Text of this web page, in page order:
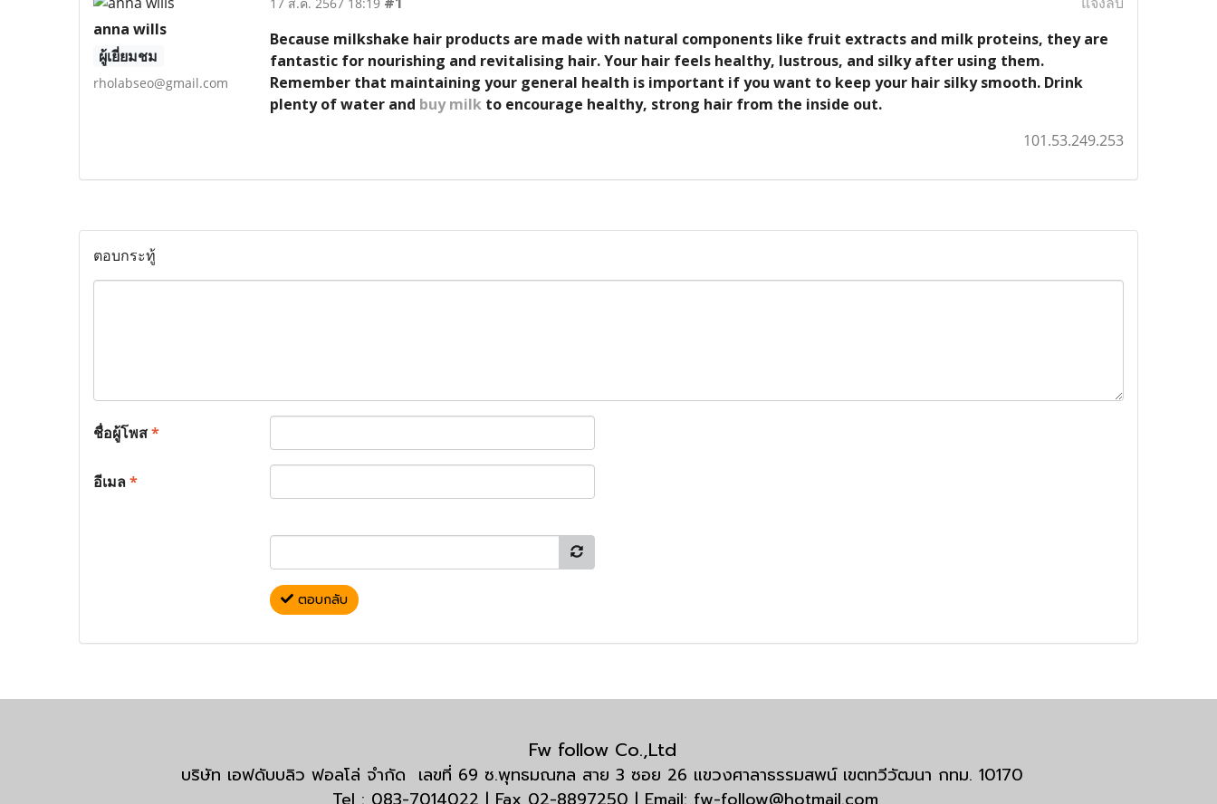
anna wills
ผู้เยี่ยมชม
rholabseo@gmail.com
Because milkshake hair products are made with natural components like fruit extracts and milk proteins, they are
fantastic for nourishing and revitalising hair. Your hair feels healthy, lustrous, and silky after using them.
Remember that maintaining your general health is important if you want to keep your hair silky smooth. Drink
plenty of water and buy milkto encourage healthy, strong hair from the inside out.
101.53.249.253
ตอบกระทู้
ชื่อผู้โพส*
อีเมล*
ตอบกลับ
Fw follow Co.,Ltd
บริษัท เอฟดับบลิว ฟอลโล่ จำกัด เลขที่ 69 ซ.พุทธมณฑล สาย 3 ซอย 26 แขวงศาลาธรรมสพน์ เขตทวีวัฒนา กทม. 10170